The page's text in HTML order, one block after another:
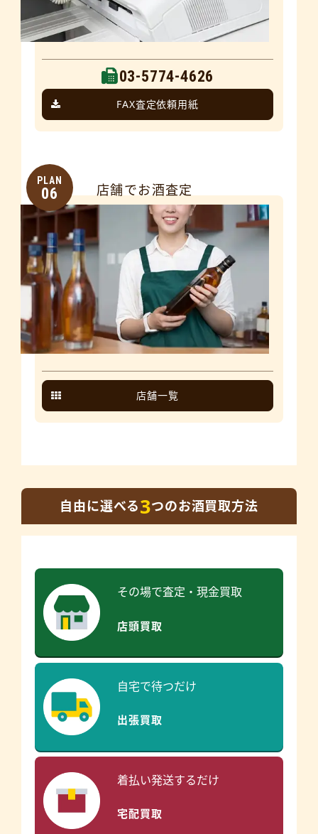
03-5774-4626
FAX査定依頼用紙
PLAN
06 店舗でお酒査定
店舗一覧
自由に選べる3つのお酒買取方法
その場で査定・現金買取
店頭買取
自宅で待つだけ
出張買取
着払い発送するだけ
宅配買取